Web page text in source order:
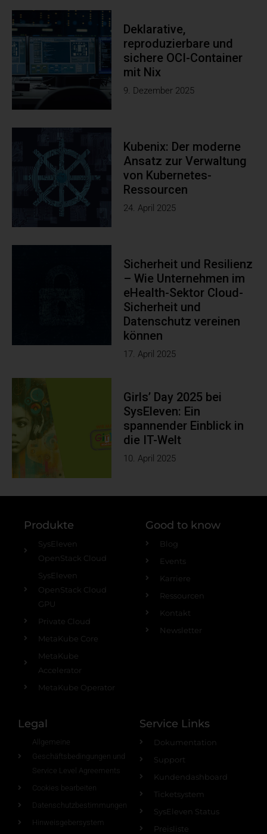
Deklarative,
reproduzierbare und
sichere OCI-Container
mit Nix
9. Dezember 2025
Kubenix: Der moderne
Ansatz zur Verwaltung
von Kubernetes-
Ressourcen
24. April 2025
Sicherheit und Resilienz
– Wie Unternehmen im
eHealth-Sektor Cloud-
Sicherheit und
Datenschutz vereinen
können
17. April 2025
Girls’ Day 2025 bei
SysEleven: Ein
spannender Einblick in
die IT-Welt
10. April 2025
Produkte
SysEleven
OpenStack Cloud
SysEleven
OpenStack Cloud
GPU
Private Cloud
MetaKube Core
MetaKube
Accelerator
MetaKube Operator
Good to know
Blog
Events
Karriere
Ressourcen
Kontakt
Newsletter
Legal
Allgemeine
Geschäftsbedingungen und
Service Level Agreements
Cookies bearbeiten
Datenschutzbestimmungen
Hinweisgebersystem
Service Links
Dokumentation
Support
Kundendashboard
Ticketsystem
SysEleven Status
Preisliste